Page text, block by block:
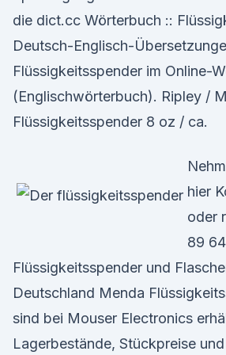
die dict.cc Wörterbuch ::
Deutsch-Englisch-
Flüssigkeitsspender im Online-
(Englischwörterbuch). Ripley /
Flüssigkeitsspender 8 oz / ca.
hier
oder
89
Flüssigkeitsspender und
Deutschland Menda
sind bei Mouser Electronics
Lagerbestände, Stückpreise